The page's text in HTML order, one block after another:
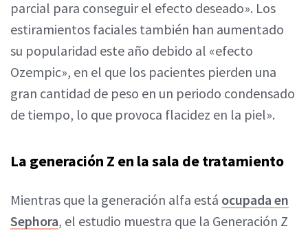
parcial para conseguir el efecto deseado». Los
estiramientos faciales también han aumentado
su popularidad este año debido al «efecto
Ozempic», en el que los pacientes pierden una
gran cantidad de peso en un periodo condensado
de tiempo, lo que provoca flacidez en la piel».
La generación Z en la sala de tratamiento
Mientras que la generación alfa está ocupada en
Sephora, el estudio muestra que la Generación Z